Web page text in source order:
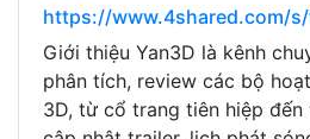
https://www.4shared.com/
Giới thiệu Yan3D là kênh
phân tích, review các bộ
3D, từ cổ trang tiên hiệp đến